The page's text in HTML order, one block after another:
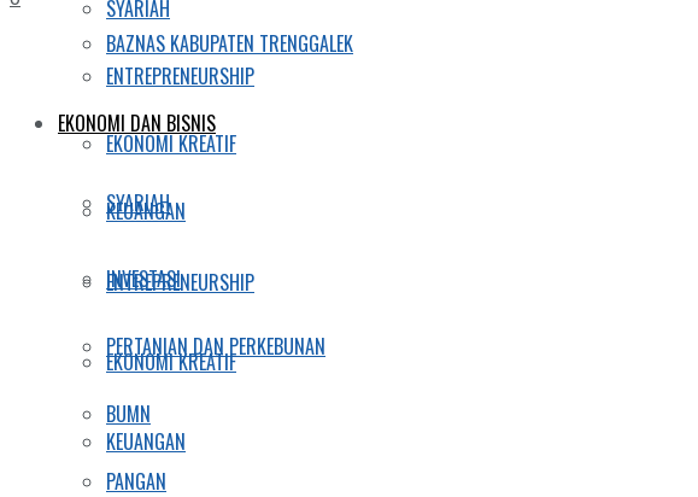
SYARIAH
ENTREPRENEURSHIP
EKONOMI KREATIF
KEUANGAN
INVESTASI
PERTANIAN DAN PERKEBUNAN
BUMN
PANGAN
BAZNAS KABUPATEN TRENGGALEK
EKONOMI DAN BISNIS
SYARIAH
ENTREPRENEURSHIP
EKONOMI KREATIF
KEUANGAN